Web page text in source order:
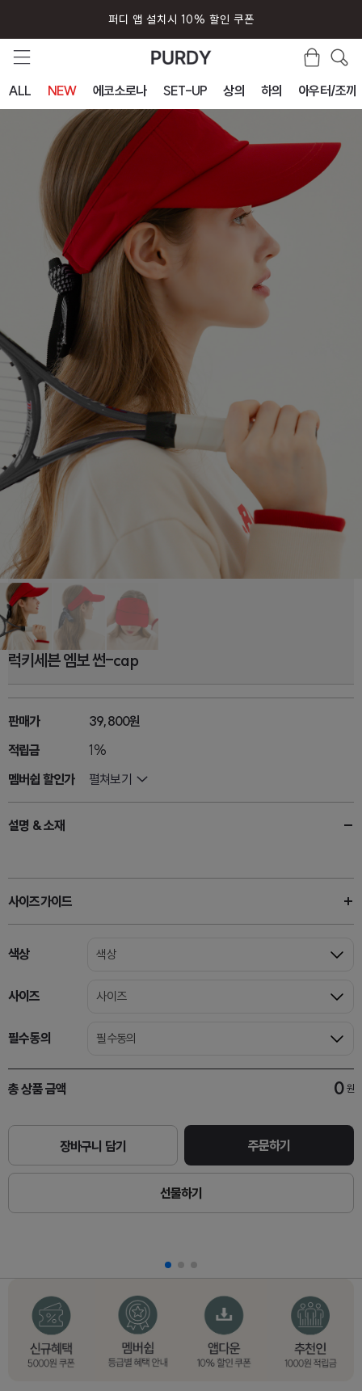
퍼디 앱 설치시 10% 할인 쿠폰
ALL NEW 에코소로나 SET-UP 상의 하의 아우터/조끼
럭키세븐 엠보 썬-cap
판매가
39,800원
적립금
1%
멤버쉽 할인가
펼쳐보기
설명 & 소재
사이즈가이드
색상 색상
사이즈 사이즈
필수동의 필수동의
총 상품 금액 0 원
장바구니 담기 주문하기
선물하기